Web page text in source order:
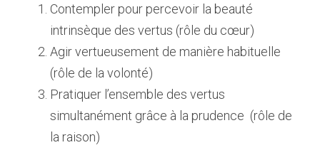
Contempler pour percevoir la beauté
intrinsèque des vertus (rôle du cœur)
Agir vertueusement de manière habituelle
(rôle de la volonté)
Pratiquer l’ensemble des vertus
simultanément grâce à la prudence  (rôle de
la raison)